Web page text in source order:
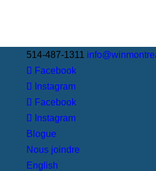
514-487-1311
Facebook
Instagram
Facebook
Instagram
Blogue
Nous joindre
English